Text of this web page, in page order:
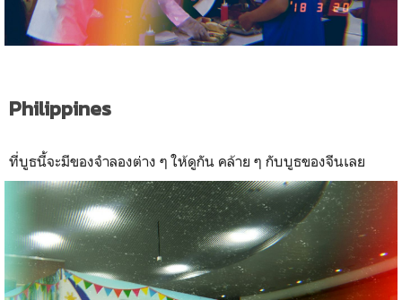
Philippines
ที่บูธนี้จะมีของจำลองต่าง ๆ ให้ดูกัน คล้าย ๆ กับบูธของจีนเลย